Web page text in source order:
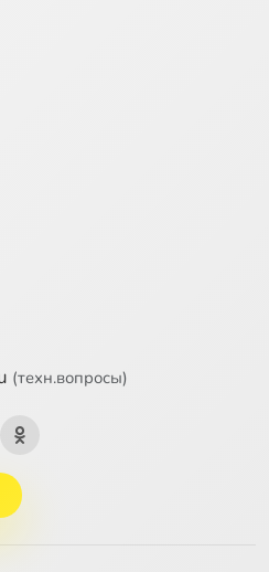
(техн.вопросы)